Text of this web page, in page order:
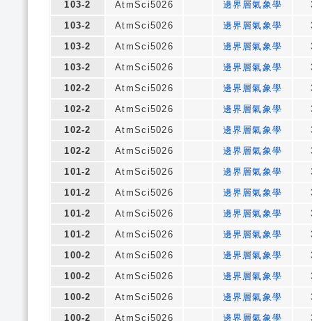
103-2
AtmSci5026 邊界層氣象學
103-2
AtmSci5026 邊界層氣象學
103-2
AtmSci5026 邊界層氣象學
103-2
AtmSci5026 邊界層氣象學
102-2
AtmSci5026 邊界層氣象學
102-2
AtmSci5026 邊界層氣象學
102-2
AtmSci5026 邊界層氣象學
102-2
AtmSci5026 邊界層氣象學
101-2
AtmSci5026 邊界層氣象學
101-2
AtmSci5026 邊界層氣象學
101-2
AtmSci5026 邊界層氣象學
101-2
AtmSci5026 邊界層氣象學
100-2
AtmSci5026 邊界層氣象學
100-2
AtmSci5026 邊界層氣象學
100-2
AtmSci5026 邊界層氣象學
100-2
AtmSci5026 邊界層氣象學